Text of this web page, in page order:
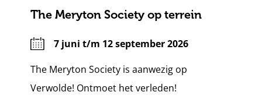
The Meryton Society op terrein
7 juni t/m 12 september 2026
The Meryton Society is aanwezig op
Verwolde! Ontmoet het verleden!